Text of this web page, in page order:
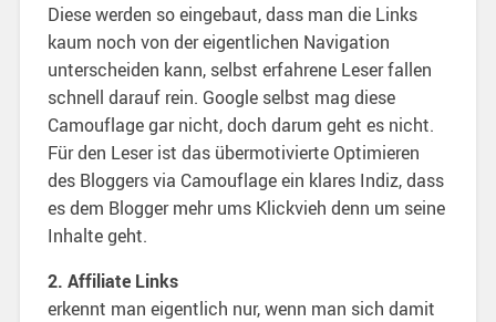
Diese werden so eingebaut, dass man die Links
kaum noch von der eigentlichen Navigation
unterscheiden kann, selbst erfahrene Leser fallen
schnell darauf rein. Google selbst mag diese
Camouflage gar nicht, doch darum geht es nicht.
Für den Leser ist das übermotivierte Optimieren
des Bloggers via Camouflage ein klares Indiz, dass
es dem Blogger mehr ums Klickvieh denn um seine
Inhalte geht.
2. Affiliate Links
erkennt man eigentlich nur, wenn man sich damit